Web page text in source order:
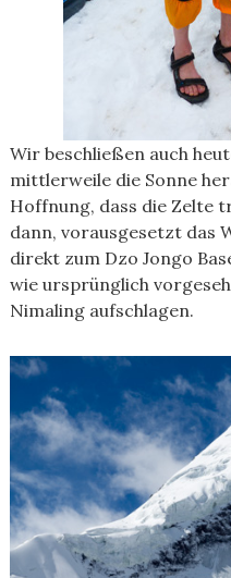
Wir beschließen auch
mittlerweile die Sonne
Hoffnung, dass die Zelte
dann, vorausgesetzt das
direkt zum Dzo Jongo
wie ursprünglich
Nimaling aufschlagen.